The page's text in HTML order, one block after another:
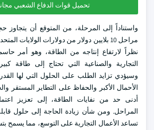
تحميل قوات الدفاع الشعبي
واستناداً إلى المرحلة، من المتوقع أن يتجاوز
نظراً لارتفاع إنتاجه من الطاقة، وهو أمر
التجارية والصناعية التي تحتاج إلى طاقة
وسيؤدي تزايد الطلب على الحلول التي لها
الأحمال الأكبر والحفاظ على التطاير المستقر
أدنى حد من نفايات الطاقة، إلى تعزيز
المراحل. ومن شأن زيادة الحاجة إلى حلول
تساعد الأعمال التجارية على التوسع، مما يسمح